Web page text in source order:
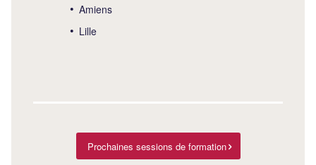
Amiens
Lille
Prochaines sessions de formation